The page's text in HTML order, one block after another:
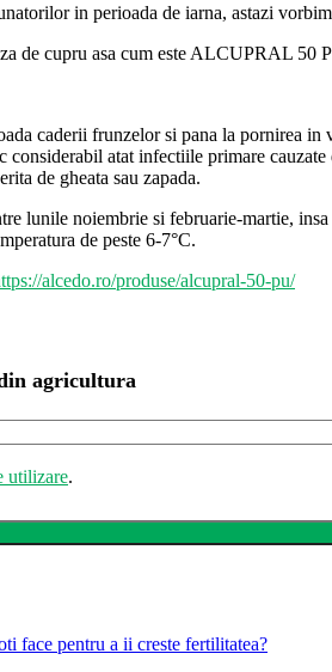
in perioada de iarna, astazi
de cupru asa cum este ALCUPRAL 50
caderii frunzelor si pana la pornirea
atat infectiile primare
de gheata sau zapada.
lunile noiembrie si februarie-martie,
de peste 6-7°C.
alcedo.ro/produse/alcupral-50-pu/
agricultura
utilizare.
face pentru a ii creste fertilitatea?